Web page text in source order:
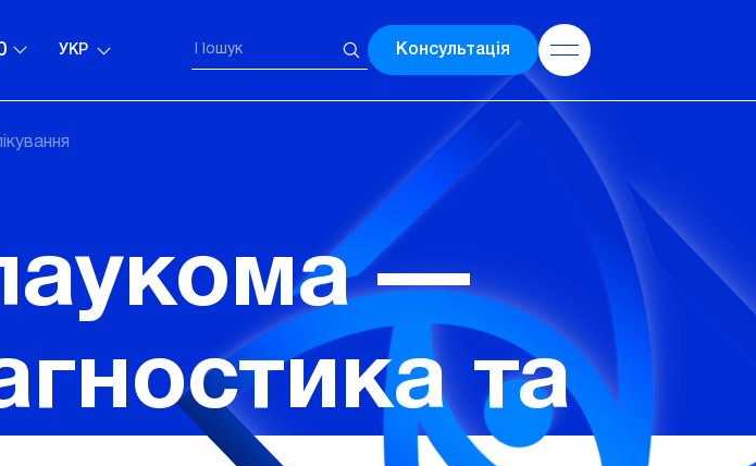
УКР Консультація
—
та